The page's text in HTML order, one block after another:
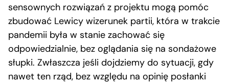
sensownych rozwiązań z projektu mogą pomóc
zbudować Lewicy wizerunek partii, która w trakcie
pandemii była w stanie zachować się
odpowiedzialnie, bez oglądania się na sondażowe
słupki. Zwłaszcza jeśli dojdziemy do sytuacji, gdy
nawet ten rząd, bez względu na opinię posłanki